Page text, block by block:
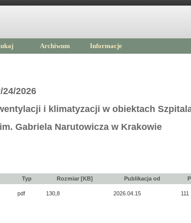
Archiwum Informacje
24/2026
i klimatyzacji w obiektach
Gabriela Narutowicza w Krakowie
Typ Rozmiar [KB] Publikacja od
pdf 130,8 2026.04.15 111